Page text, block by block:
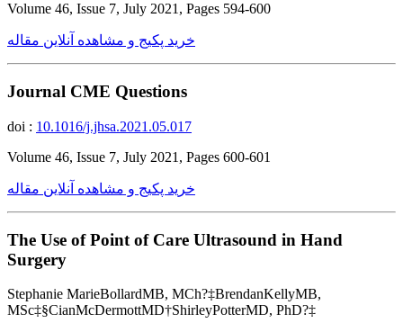
Volume 46, Issue 7, July 2021, Pages 594-600
خرید پکیج و مشاهده آنلاین مقاله
Journal CME Questions
doi : 10.1016/j.jhsa.2021.05.017
Volume 46, Issue 7, July 2021, Pages 600-601
خرید پکیج و مشاهده آنلاین مقاله
The Use of Point of Care Ultrasound in Hand
Surgery
Stephanie MarieBollardMB, MCh?‡BrendanKellyMB,
MSc‡§CianMcDermottMD†ShirleyPotterMD, PhD?‡